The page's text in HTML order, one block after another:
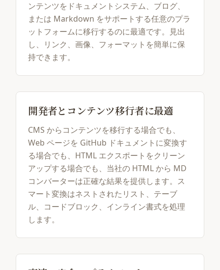
ンテンツをドキュメントシステム、ブログ、
または Markdown をサポートする任意のプラ
ットフォームに移行するのに最適です。見出
し、リンク、画像、フォーマットを簡単に保
持できます。
開発者とコンテンツ移行者に最適
CMS からコンテンツを移行する場合でも、
Web ページを GitHub ドキュメントに変換す
る場合でも、HTML エクスポートをクリーン
アップする場合でも、当社の HTML から MD
コンバーターは正確な結果を提供します。ス
マート変換はネストされたリスト、テーブ
ル、コードブロック、インライン書式を処理
します。